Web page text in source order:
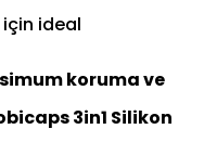
için ideal
koruma ve
3in1 Silikon